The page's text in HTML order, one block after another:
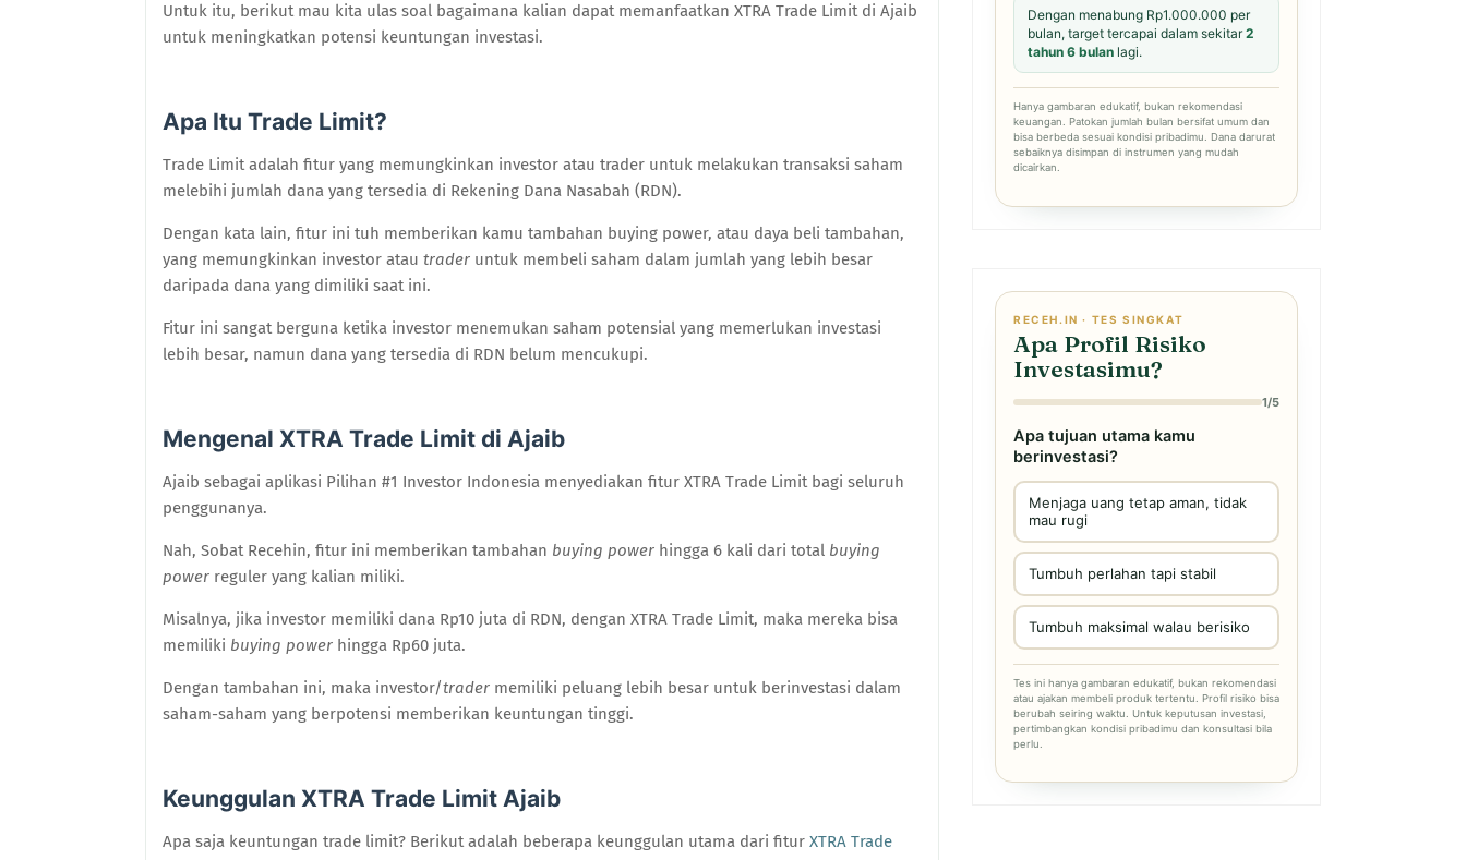
Untuk itu, berikut mau kita ulas soal bagaimana kalian dapat memanfaatkan XTRA Trade Limit di Ajaib
untuk meningkatkan potensi keuntungan investasi.
Apa Itu Trade Limit?
Trade Limit adalah fitur yang memungkinkan investor atau trader untuk melakukan transaksi saham
melebihi jumlah dana yang tersedia di Rekening Dana Nasabah (RDN).
Dengan kata lain, fitur ini tuh memberikan kamu tambahan buying power, atau daya beli tambahan,
yang memungkinkan investor atau trader untuk membeli saham dalam jumlah yang lebih besar
daripada dana yang dimiliki saat ini.
Fitur ini sangat berguna ketika investor menemukan saham potensial yang memerlukan investasi
lebih besar, namun dana yang tersedia di RDN belum mencukupi.
Mengenal XTRA Trade Limit di Ajaib
Ajaib sebagai aplikasi Pilihan #1 Investor Indonesia menyediakan fitur XTRA Trade Limit bagi seluruh
penggunanya.
Nah, Sobat Recehin, fitur ini memberikan tambahan buying power hingga 6 kali dari total buying
power reguler yang kalian miliki.
Misalnya, jika investor memiliki dana Rp10 juta di RDN, dengan XTRA Trade Limit, maka mereka bisa
memiliki buying power hingga Rp60 juta.
Dengan tambahan ini, maka investor/trader memiliki peluang lebih besar untuk berinvestasi dalam
saham-saham yang berpotensi memberikan keuntungan tinggi.
Keunggulan XTRA Trade Limit Ajaib
Apa saja keuntungan trade limit? Berikut adalah beberapa keunggulan utama dari fitur XTRA Trade
Dengan menabung Rp1.000.000 per
bulan, target tercapai dalam sekitar2
tahun 6 bulan lagi.
Hanya gambaran edukatif, bukan rekomendasi
keuangan. Patokan jumlah bulan bersifat umum dan
bisa berbeda sesuai kondisi pribadimu. Dana darurat
sebaiknya disimpan di instrumen yang mudah
dicairkan.
RECEH.IN · TES SINGKAT
Apa Profil Risiko
Investasimu?
1/5
Apa tujuan utama kamu
berinvestasi?
Menjaga uang tetap aman, tidak
mau rugi
Tumbuh perlahan tapi stabil
Tumbuh maksimal walau berisiko
Tes ini hanya gambaran edukatif, bukan rekomendasi
atau ajakan membeli produk tertentu. Profil risiko bisa
berubah seiring waktu. Untuk keputusan investasi,
pertimbangkan kondisi pribadimu dan konsultasi bila
perlu.